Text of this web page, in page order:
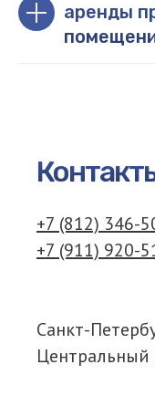
аренды
+7 (812) 346-
+7 (911) 920-
Санкт-
Центральный